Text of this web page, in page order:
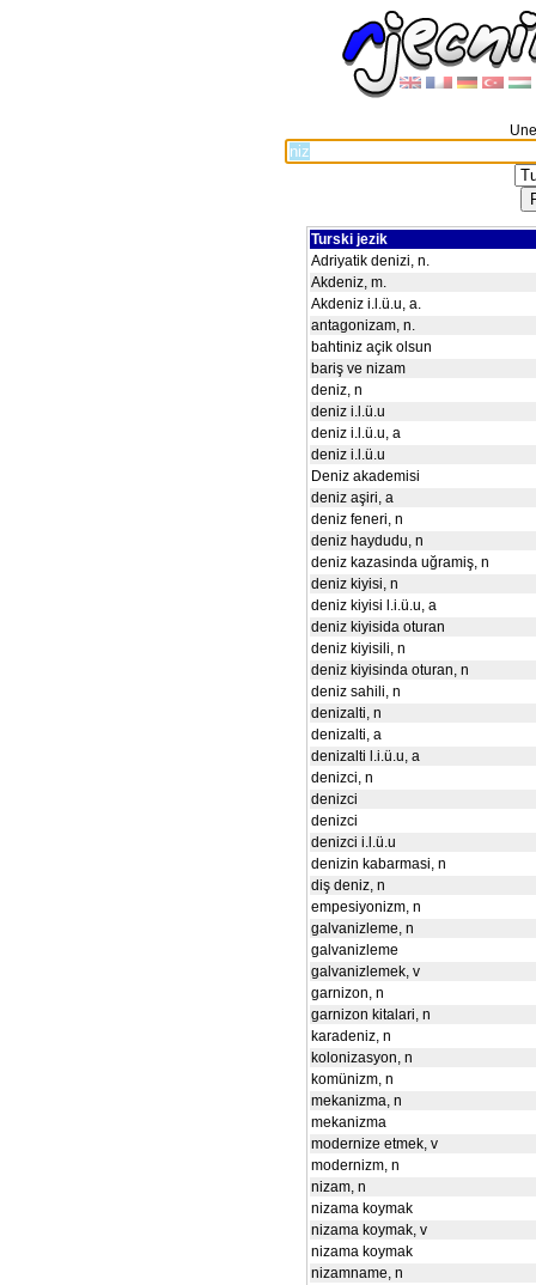
Turski jezik
Adriyatik denizi, n.
Akdeniz, m.
Akdeniz i.l.ü.u, a.
antagonizam, n.
bahtiniz açik olsun
bariş ve nizam
deniz, n
deniz i.l.ü.u
deniz i.l.ü.u, a
deniz i.l.ü.u
Deniz akademisi
deniz aşiri, a
deniz feneri, n
deniz haydudu, n
deniz kazasinda uğramiş, n
deniz kiyisi, n
deniz kiyisi l.i.ü.u, a
deniz kiyisida oturan
deniz kiyisili, n
deniz kiyisinda oturan, n
deniz sahili, n
denizalti, n
denizalti, a
denizalti l.i.ü.u, a
denizci, n
denizci
denizci
denizci i.l.ü.u
denizin kabarmasi, n
diş deniz, n
empesiyonizm, n
galvanizleme, n
galvanizleme
galvanizlemek, v
garnizon, n
garnizon kitalari, n
karadeniz, n
kolonizasyon, n
komünizm, n
mekanizma, n
mekanizma
modernize etmek, v
modernizm, n
nizam, n
nizama koymak
nizama koymak, v
nizama koymak
nizamname, n